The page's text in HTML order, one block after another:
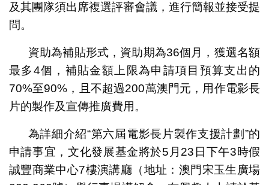
及其團隊須出席複選評審會議，進行簡報並接受提
問。
資助為補貼形式，資助期為36個月，獲選名額
最多4個，補貼金額上限為申請項目預算支出的
70%至90%，且不超過200萬澳門元，用作電影長
片的製作及宣傳推廣費用。
為詳細介紹“第六屆電影長片製作支援計劃”的
申請事宜，文化發展基金將於5月23日下午3時假
誠豐商業中心7樓演講廳（地址：澳門宋玉生廣場